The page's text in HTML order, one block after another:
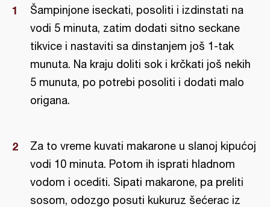
Šampinjone iseckati, posoliti i izdinstati na
vodi 5 minuta, zatim dodati sitno seckane
tikvice i nastaviti sa dinstanjem još 1-tak
munuta. Na kraju doliti sok i krčkati još nekih
5 munuta, po potrebi posoliti i dodati malo
origana.
Za to vreme kuvati makarone u slanoj kipućoj
vodi 10 minuta. Potom ih isprati hladnom
vodom i ocediti. Sipati makarone, pa preliti
sosom, odozgo posuti kukuruz šećerac iz